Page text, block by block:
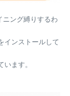
ニング縛りするわ
インストールして
ます。